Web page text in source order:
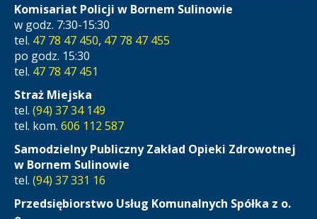
Komisariat Policji w Bornem Sulinowie
w godz. 7:30-15:30
tel. 47 78 47 450, 47 78 47 455
po godz. 15:30
tel. 47 78 47 451
Straż Miejska
tel. (94) 37 34 149
tel. kom. 606 112 587
Samodzielny Publiczny Zakład Opieki Zdrowotnej
w Bornem Sulinowie
tel. (94) 37 331 16
Przedsiębiorstwo Usług Komunalnych Spółka z o.